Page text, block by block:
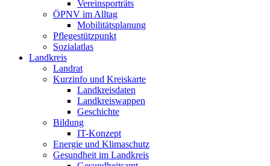
Vereinsporträts
ÖPNV im Alltag
Mobilitätsplanung
Pflegestützpunkt
Sozialatlas
Landkreis
Landrat
Kurzinfo und Kreiskarte
Landkreisdaten
Landkreiswappen
Geschichte
Bildung
IT-Konzept
Energie und Klimaschutz
Gesundheit im Landkreis